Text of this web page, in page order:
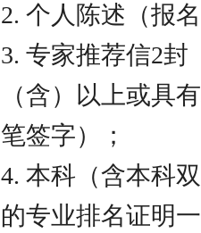
2. 个人陈述（报
3. 专家推荐信2封
（含）以上或具
笔签字）；
4. 本科（含本科
的专业排名证明一